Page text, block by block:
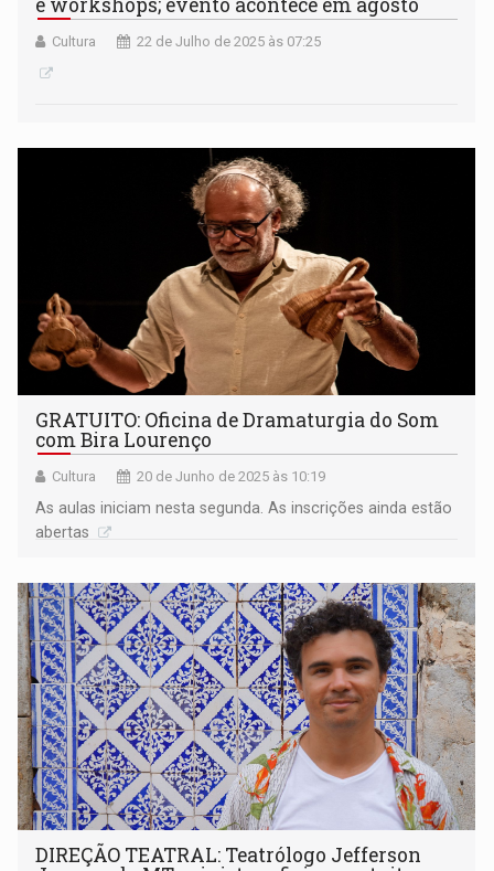
e workshops; evento acontece em agosto
Cultura 22 de Julho de 2025 às 07:25
GRATUITO: Oficina de Dramaturgia do Som
com Bira Lourenço
Cultura 20 de Junho de 2025 às 10:19
As aulas iniciam nesta segunda. As inscrições ainda estão
abertas
DIREÇÃO TEATRAL: Teatrólogo Jefferson